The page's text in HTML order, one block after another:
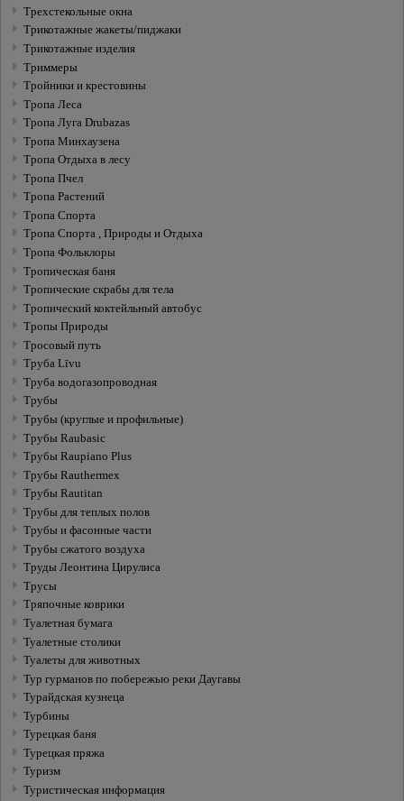
Трехстекольные окна
Трикотажные жакеты/пиджаки
Трикотажные изделия
Триммеры
Тройники и крестовины
Тропа Леса
Тропа Луга Drubazas
Тропа Минхаузена
Тропа Отдыха в лесу
Тропа Пчел
Тропа Растений
Тропа Спорта
Тропа Спорта , Природы и Отдыха
Тропа Фольклоры
Тропическая баня
Тропические скрабы для тела
Тропический коктейльный автобус
Тропы Природы
Тросовый путь
Труба Līvu
Труба водогазопроводная
Трубы
Трубы (круглые и профильные)
Трубы Raubasic
Трубы Raupiano Plus
Трубы Rauthermex
Трубы Rautitan
Трубы для теплых полов
Трубы и фасонные части
Трубы сжатого воздуха
Труды Леонтина Цирулиса
Трусы
Тряпочные коврики
Туалетная бумага
Туалетные столики
Туалеты для животных
Тур гурманов по побережью реки Даугавы
Турайдская кузнеца
Турбины
Турецкая баня
Турецкая пряжа
Туризм
Туристическая информация